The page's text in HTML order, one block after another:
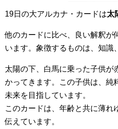
19日の大アルカナ・カードは太
他のカードに比べ、良い解釈が
います。象徴するものは、知識
太陽の下、白馬に乗った子供が
かってきます。この子供は、純
未来を目指しています。
このカードは、年齢と共に薄れ
伝えています。